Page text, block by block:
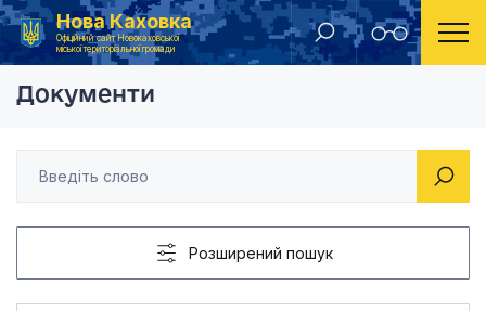
Нова Каховка
Офіційний сайт Новокаховської
міської територіальної громади
Головна Рішення Новокаховської міської ради 2021 рік Про надання
Документи
Розширений пошук